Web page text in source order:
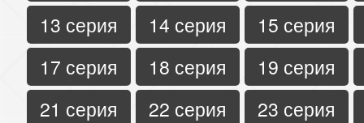
13 серия
14 серия
15 серия
17 серия
18 серия
19 серия
21 серия
22 серия
23 серия